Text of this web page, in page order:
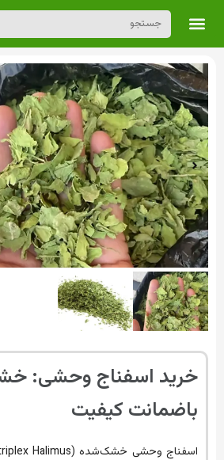
خرید اسفناج وحشی:
باضمانت کیفیت